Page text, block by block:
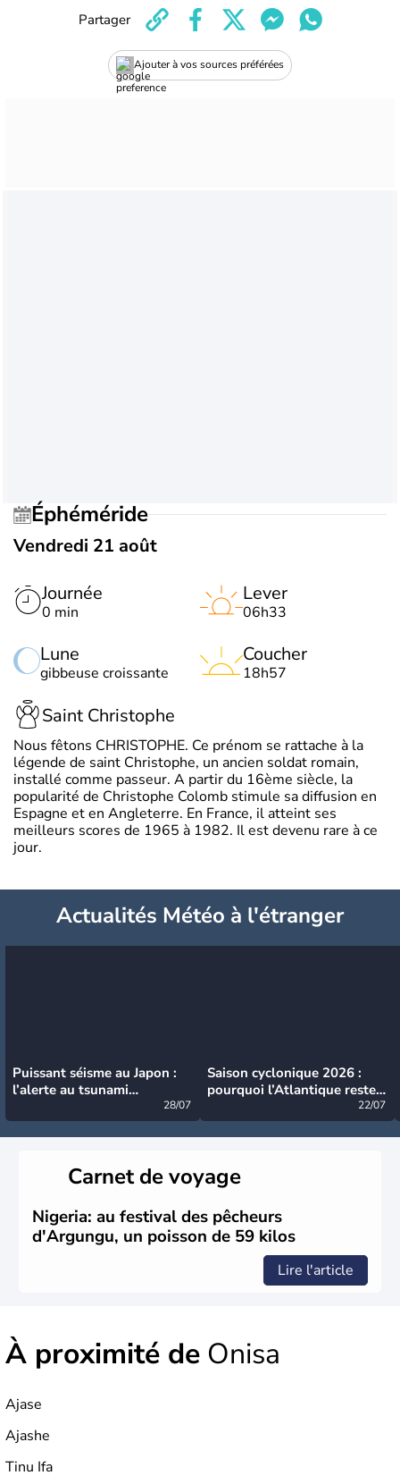
Ajouter à vos sources préférées
Partager
Éphéméride
Vendredi 21 août
Journée
0 min
Lune
gibbeuse croissante
Lever
06h33
Coucher
18h57
Saint Christophe
Nous fêtons CHRISTOPHE. Ce prénom se rattache à la
légende de saint Christophe, un ancien soldat romain,
installé comme passeur. A partir du 16ème siècle, la
popularité de Christophe Colomb stimule sa diffusion en
Espagne et en Angleterre. En France, il atteint ses
meilleurs scores de 1965 à 1982. Il est devenu rare à ce
jour.
Actualités Météo à l'étranger
Puissant séisme au Japon :
l’alerte au tsunami
28/07
Saison cyclonique 2026 :
pourquoi l’Atlantique reste
22/07
Carnet de voyage
Nigeria: au festival des pêcheurs
d'Argungu, un poisson de 59 kilos
Lire l'article
À proximité de Onisa
Ajase
Ajashe
Tinu Ifa